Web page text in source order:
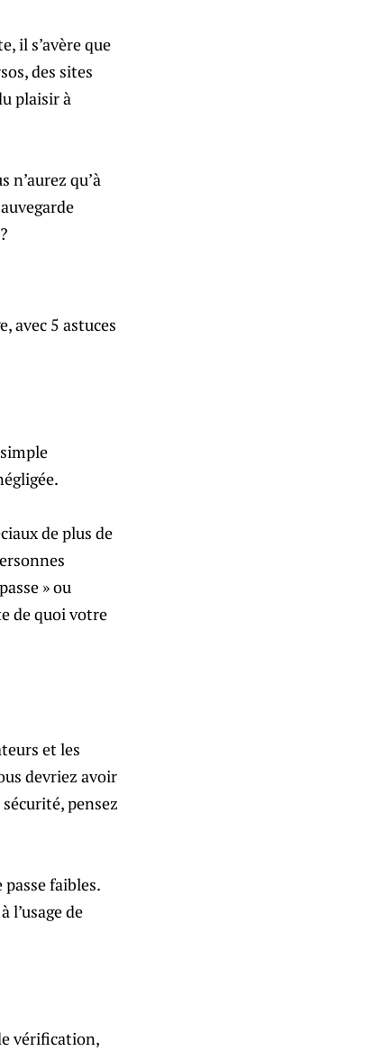
il s’avère que
des sites
plaisir à
n’aurez qu’à
avec 5 astuces
de plus de
» ou
de quoi votre
et les
devriez avoir
pensez
faibles.
l’usage de
vérification,